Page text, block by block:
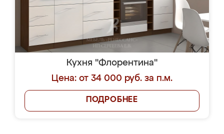
Кухня "Флорентина"
Цена: от 34 000 руб. за п.м.
ПОДРОБНЕЕ